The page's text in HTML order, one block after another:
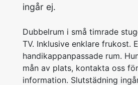
ingår ej.
Dubbelrum i små timrade
TV. Inklusive enklare frukost.
handikappanpassade rum.
mån av plats, kontakta oss
information. Slutstädning